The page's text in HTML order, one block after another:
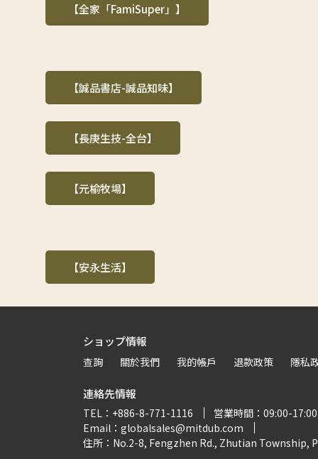
【全家「FamiSuper」】
【誠品書店-誠品知味】
【長庚生技-全台】
【元榆牧場】
【安永生活】
ショップ情報
查詢 關於我們 我的帳戶 退款政策 隱私
連絡先情報
TEL：+886-8-771-1116
営業時間：09:00-17:00
Email：globalsales@mitdub.com
住所：No.2-8, Fengzhen Rd., Zhutian Township,